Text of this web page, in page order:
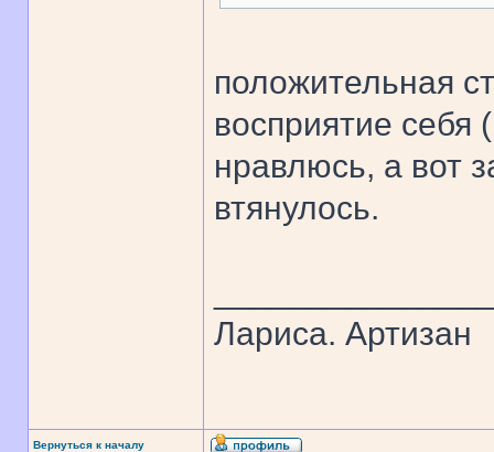
положительная
восприятие себя
нравлюсь, а вот
втянулось.
Лариса. Артизан
Вернуться к началу